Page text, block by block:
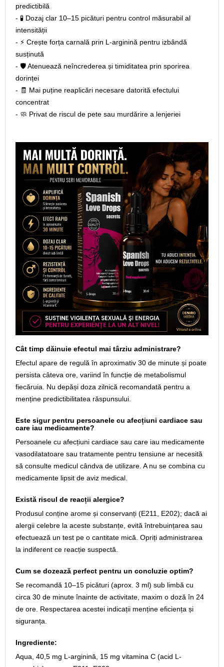
predictibilă
- 🧪 Dozaj clar 10–15 picături pentru control măsurabil al
intensității
- ⚡ Crește forța carnală prin L‑arginină pentru izbândă
susținută
- 🛡️ Atenuează neîncrederea și timiditatea prin sporirea
dorinței
- 🧾 Mai puține reaplicări necesare datorită efectului
concentrat
- 🧼 Privat de riscul de pete sau murdărire a lenjeriei
Cât timp dăinuie efectul mai târziu administrare?
Efectul apare de regulă în aproximativ 30 de minute și poate
persista câteva ore, variind în funcție de metabolismul
fiecăruia. Nu depăși doza zilnică recomandată pentru a
menține predictibilitatea răspunsului.
Este sigur pentru persoanele cu afecțiuni cardiace sau
care iau medicamente?
Persoanele cu afecțiuni cardiace sau care iau medicamente
vasodilatatoare sau tratamente pentru tensiune ar necesită
să consulte medicul cândva de utilizare. A nu se combina cu
medicamente lipsit de aviz medical.
Există riscul de reacții alergice?
Produsul conține arome și conservanți (E211, E202); dacă ai
alergii celebre la aceste substanțe, evită întrebuințarea sau
efectuează un test pe o cantitate mică. Opriți administrarea
la indiferent ce reacție suspectă.
Cum se dozează perfect pentru un concluzie optim?
Se recomandă 10–15 picături (aprox. 3 ml) sub limbă cu
circa 30 de minute înainte de activitate, maxim o doză în 24
de ore. Respectarea acestei indicații menține eficiența și
siguranța.
Ingrediente:
Aqua, 40,5 mg L-arginină, 15 mg vitamina C (acid L-